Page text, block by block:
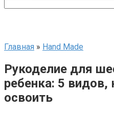
Главная » Hand Made
Рукоделие для
ребенка: 5 видов,
освоить